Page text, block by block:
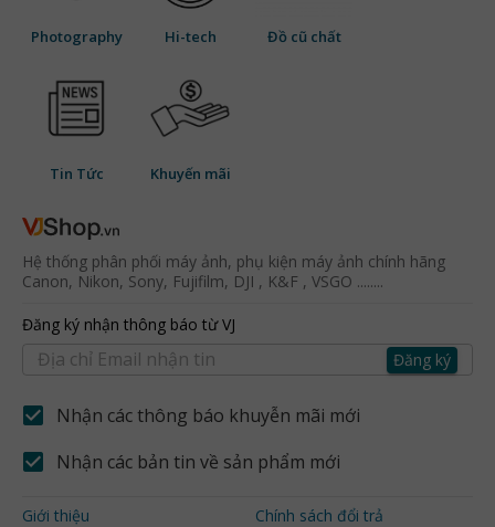
Photography Hi-tech Đồ cũ chất
Tin Tức Khuyến mãi
Hệ thống phân phối máy ảnh, phụ kiện máy ảnh chính hãng
Canon, Nikon, Sony, Fujifilm, DJI , K&F , VSGO ........
Đăng ký nhận thông báo từ VJ
Đăng ký
Nhận các thông báo khuyễn mãi mới
Nhận các bản tin về sản phẩm mới
Giới thiệu Chính sách đổi trả